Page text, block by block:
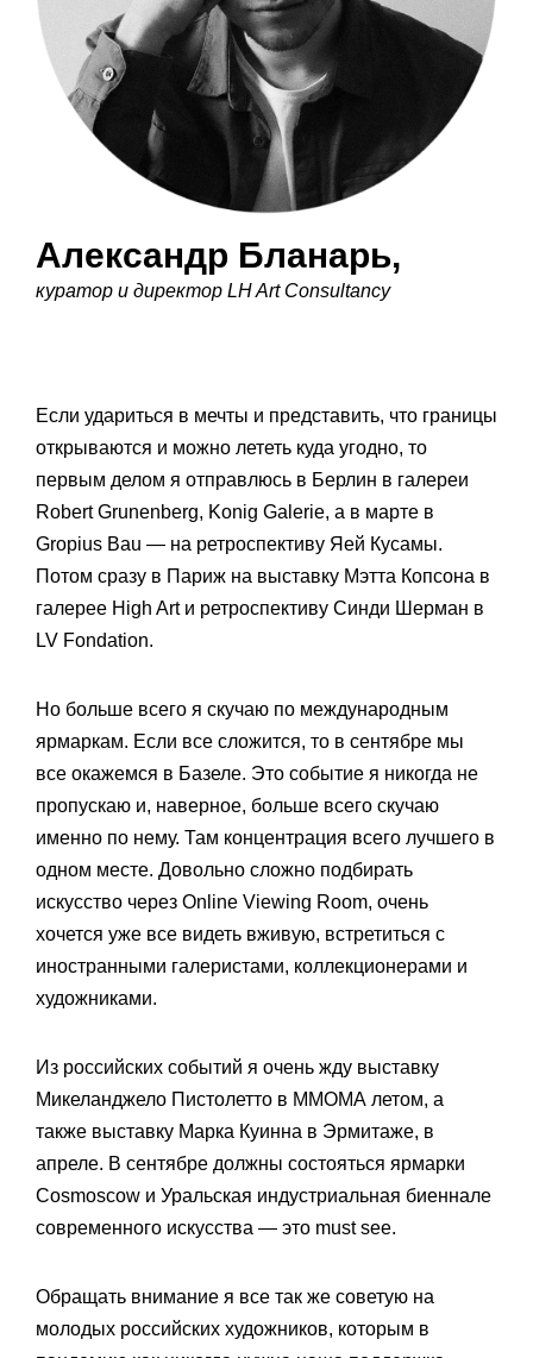
Александр Бланарь,
куратор и директор LH Art Consultancy
Если удариться в мечты и представить, что границы
открываются и можно лететь куда угодно, то
первым делом я отправлюсь в Берлин в галереи
Robert Grunenberg, Konig Galerie, а в марте в
Gropius Bau — на ретроспективу Яей Кусамы.
Потом сразу в Париж на выставку Мэтта Копсона в
галерее High Art и ретроспективу Синди Шерман в
LV Fondation.
Но больше всего я скучаю по международным
ярмаркам. Если все сложится, то в сентябре мы
все окажемся в Базеле. Это событие я никогда не
пропускаю и, наверное, больше всего скучаю
именно по нему. Там концентрация всего лучшего в
одном месте. Довольно сложно подбирать
искусство через Online Viewing Room, очень
хочется уже все видеть вживую, встретиться с
иностранными галеристами, коллекционерами и
художниками.
Из российских событий я очень жду выставку
Микеланджело Пистолетто в ММОМА летом, а
также выставку Марка Куинна в Эрмитаже, в
апреле. В сентябре должны состояться ярмарки
Cosmoscow и Уральская индустриальная биеннале
современного искусства — это must see.
Обращать внимание я все так же советую на
молодых российских художников, которым в